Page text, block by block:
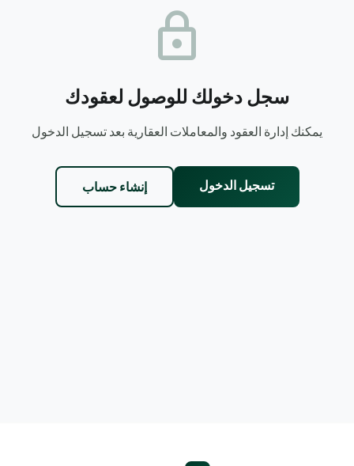
lock
سجل دخولك للوصول لعقودك
يمكنك إدارة العقود والمعاملات العقارية بعد تسجيل الدخول
تسجيل الدخول إنشاء حساب